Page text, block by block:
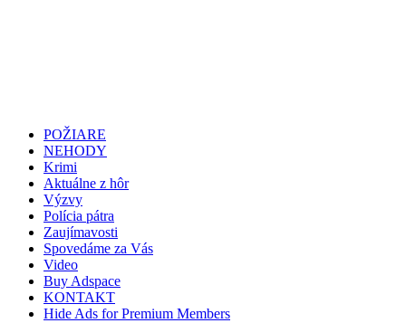
POŽIARE
NEHODY
Krimi
Aktuálne z hôr
Výzvy
Polícia pátra
Zaujímavosti
Spovedáme za Vás
Video
Buy Adspace
KONTAKT
Hide Ads for Premium Members